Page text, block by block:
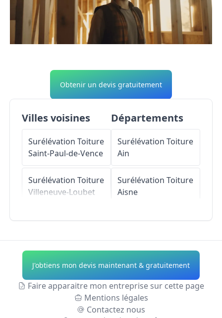
Obtenir un devis gratuitement
Villes voisines
Surélévation Toiture
Saint-Paul-de-Vence
Surélévation Toiture
Villeneuve-Loubet
Surélévation Toiture
Roquefort-les-Pins
Surélévation Toiture
Cagnes-sur-Mer
Départements
Surélévation Toiture
Ain
Surélévation Toiture
Aisne
Surélévation Toiture
Alpes-de-Haute-
Provence
Surélévation Toiture
J'obtiens mon devis maintenant & gratuitement
Faire apparaitre mon entreprise sur cette page
Mentions légales
Contactez nous